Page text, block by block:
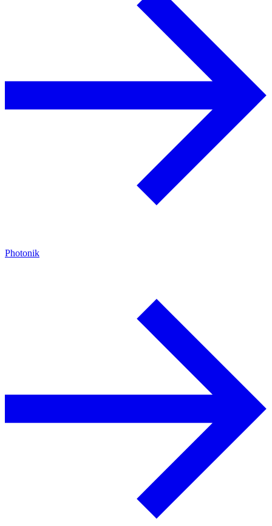
Photonik